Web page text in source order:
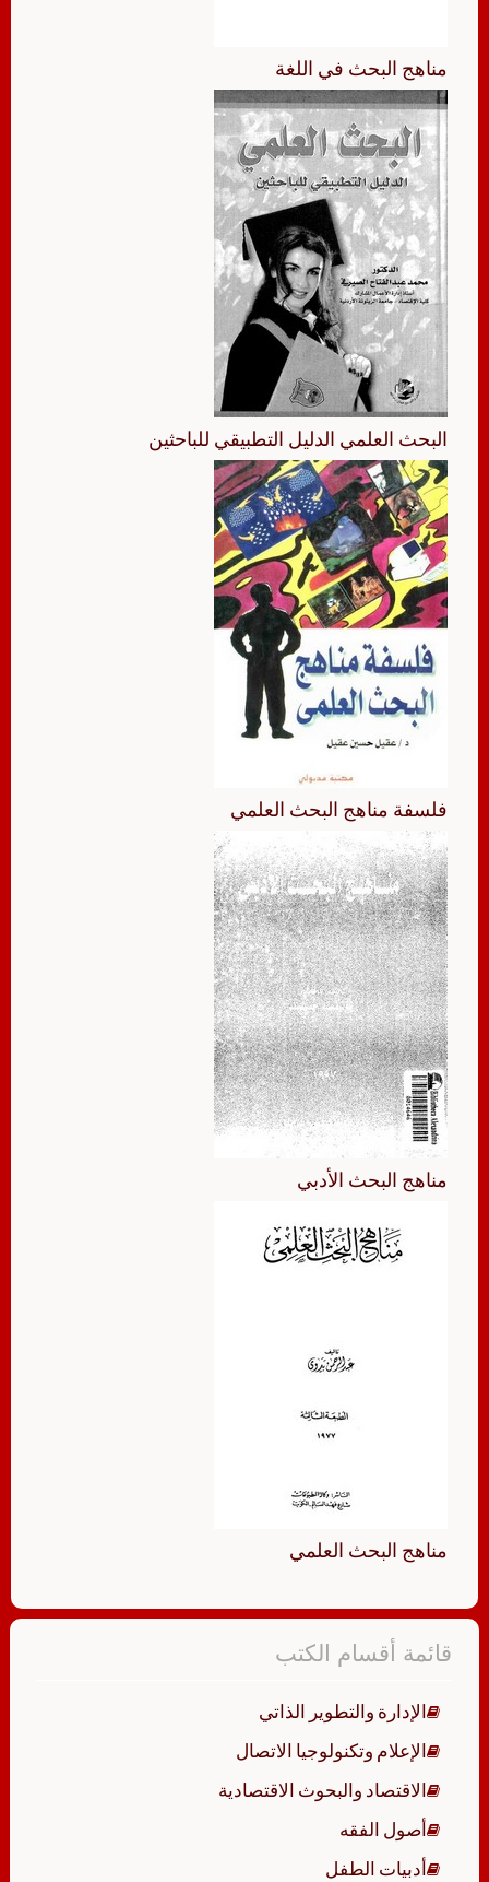
مناهج البحث في اللغة
البحث العلمي الدليل التطبيقي للباحثين
فلسفة مناهج البحث العلمي
مناهج البحث الأدبي
مناهج البحث العلمي
قائمة أقسام الكتب
الإدارة والتطوير الذاتي
الإعلام وتكنولوجيا الاتصال
الاقتصاد والبحوث الاقتصادية
أصول الفقه
أدبيات الطفل